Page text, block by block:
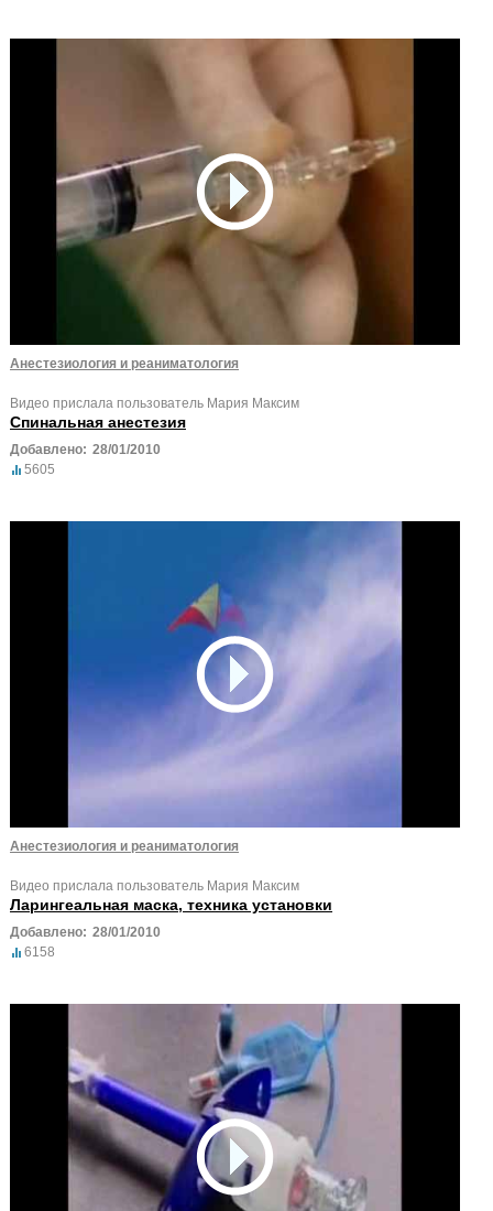
Анестезиология и реаниматология
Видео прислала пользователь Мария Максим
Спинальная анестезия
Добавлено: 28/01/2010
5605
Анестезиология и реаниматология
Видео прислала пользователь Мария Максим
Ларингеальная маска, техника установки
Добавлено: 28/01/2010
6158